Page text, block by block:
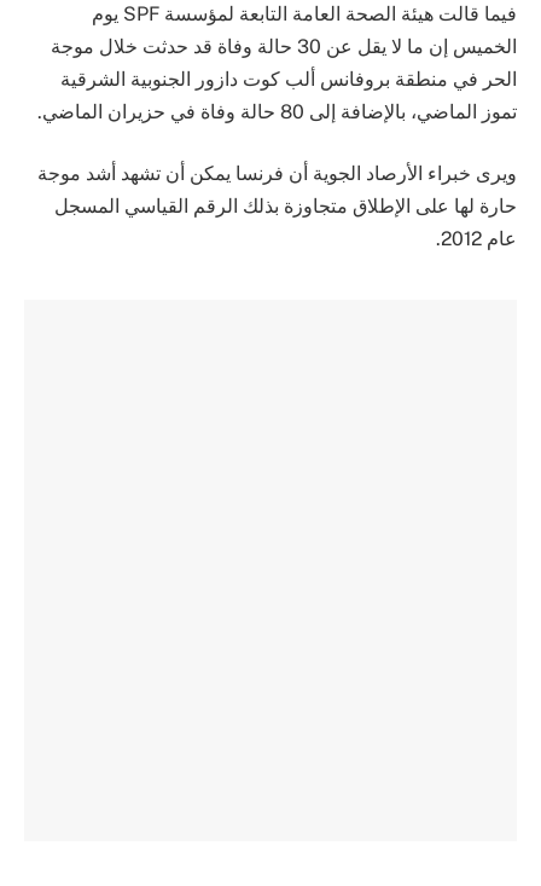
فيما قالت هيئة الصحة العامة التابعة لمؤسسة SPF يوم
الخميس إن ما لا يقل عن 30 حالة وفاة قد حدثت خلال موجة
الحر في منطقة بروفانس ألب كوت دازور الجنوبية الشرقية
تموز الماضي، بالإضافة إلى 80 حالة وفاة في حزيران الماضي.
ويرى خبراء الأرصاد الجوية أن فرنسا يمكن أن تشهد أشد موجة
حارة لها على الإطلاق متجاوزة بذلك الرقم القياسي المسجل
عام 2012.